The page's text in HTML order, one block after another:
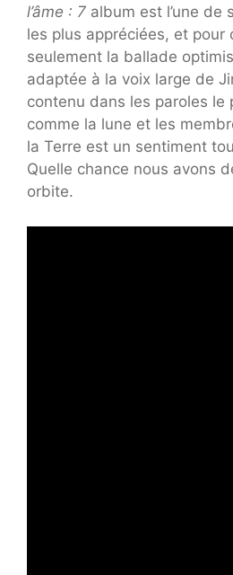
l’âme : 7 album est l’une de
les plus appréciées, et pour
seulement la ballade
adaptée à la voix large de
contenu dans les paroles le
comme la lune et les
la Terre est un sentiment
Quelle chance nous avons
orbite.